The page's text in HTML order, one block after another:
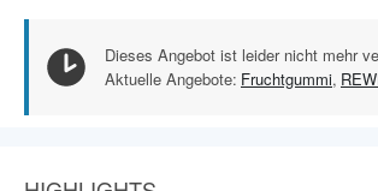
Dieses Angebot ist leider nicht mehr
Aktuelle Angebote: Fruchtgummi,